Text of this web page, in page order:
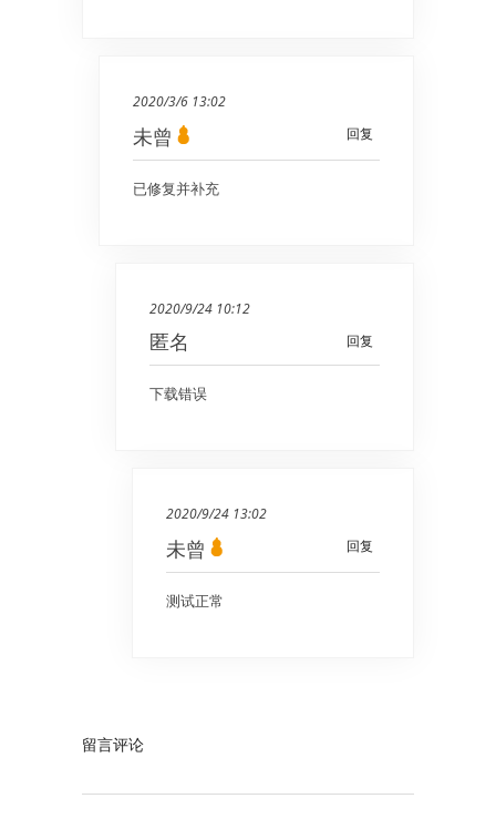
2020/3/6 13:02
回复
未曾
已修复并补充
2020/9/24 10:12
回复
匿名
下载错误
2020/9/24 13:02
回复
未曾
测试正常
留言评论